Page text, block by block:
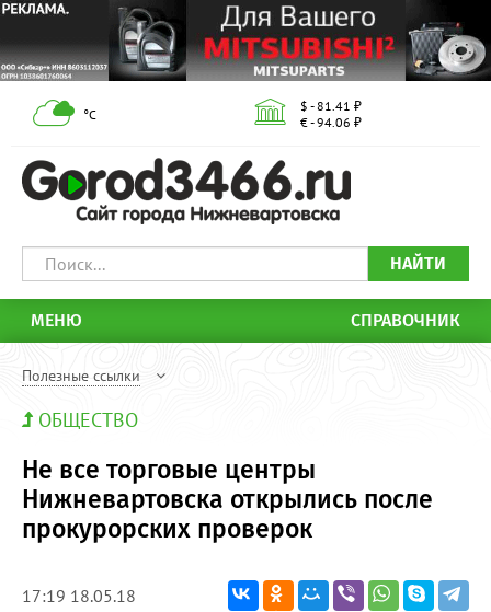
°С
$ - 81.41 ₽
€ - 94.06 ₽
НАЙТИ
МЕНЮ СПРАВОЧНИК
Полезные ссылки
ОБЩЕСТВО
Не все торговые центры
Нижневартовска открылись после
прокурорских проверок
17:19 18.05.18